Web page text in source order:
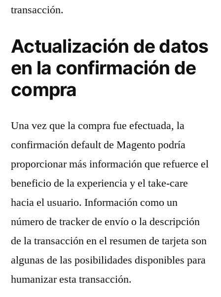
transacción.
Actualización de datos
en la confirmación de
compra
Una vez que la compra fue efectuada, la
confirmación default de Magento podría
proporcionar más información que refuerce el
beneficio de la experiencia y el take-care
hacia el usuario. Información como un
número de tracker de envío o la descripción
de la transacción en el resumen de tarjeta son
algunas de las posibilidades disponibles para
humanizar esta transacción.